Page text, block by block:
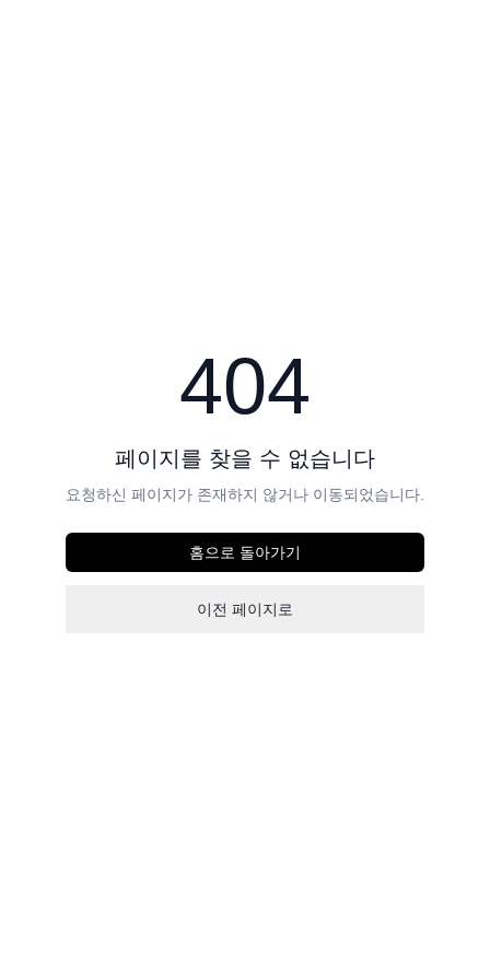
404
페이지를 찾을 수 없습니다
요청하신 페이지가 존재하지 않거나 이동되었습니다.
홈으로 돌아가기
이전 페이지로